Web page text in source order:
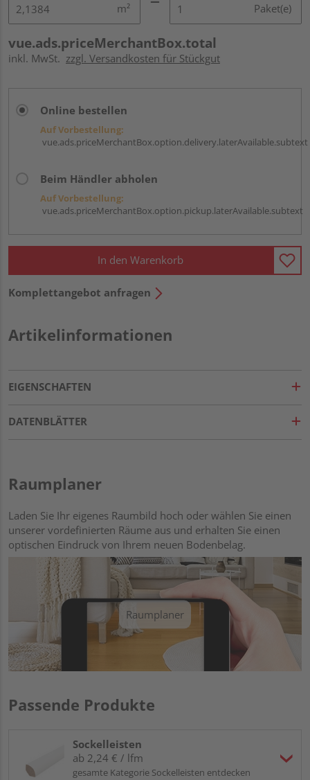
m² Paket(e)
vue.ads.priceMerchantBox.total
inkl. MwSt. zzgl. Versandkosten für Stückgut
Online bestellen
Auf Vorbestellung:
vue.ads.priceMerchantBox.option.delivery.laterAvailable.subtext
Beim Händler abholen
Auf Vorbestellung:
vue.ads.priceMerchantBox.option.pickup.laterAvailable.subtext
In den Warenkorb
Komplettangebot anfragen
Artikelinformationen
EIGENSCHAFTEN
DATENBLÄTTER
Raumplaner
Laden Sie Ihr eigenes Raumbild hoch oder wählen Sie einen
unserer vordefinierten Räume aus und erhalten Sie einen
optischen Eindruck von Ihrem neuen Bodenbelag.
Raumplaner
Passende Produkte
Sockelleisten
ab 2,24 € / lfm
gesamte Kategorie Sockelleisten entdecken